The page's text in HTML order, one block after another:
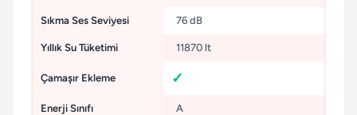
Sıkma Ses Seviyesi 76 dB
Yıllık Su Tüketimi 11870 lt
Çamaşır Ekleme
Enerji Sınıfı A